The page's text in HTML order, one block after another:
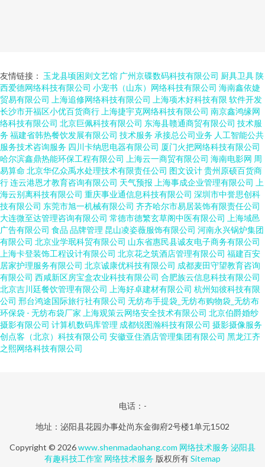
友情链接： 玉龙县顷困则文艺馆 广州京碟数码科技有限公司 厨具卫具陕
西爱德网络科技有限公司 小宠书（山东）网络科技有限公司 海南鑫依婕
贸易有限公司
上海追修网络科技有限公司 上海项木好科技有限 软件开发
长沙市开福区小优百货商行 上海捷宇克网络科技有限公司 南京鑫鸿缘网
络科技有限公司 北京巨佩科技有限公司 东海县赣通商贸有限公司 技术服
务 福建省韩热餐饮发展有限公司 技术服务 承接总公司业务 人工智能公共
服务技术咨询服务 四川卡纳思电器有限公司 厦门火把网络科技有限公司
哈尔滨鑫鼎热能环保工程有限公司
上海云一商贸有限公司 海南电影网 周
易算命北京华亿众禹水处理技术有限责任公司 图文设计贵州原硕百货商
行连云港恩才教育咨询有限公司 天气预报 上海事成企业管理有限公司
上
海云别离科技有限公司 重庆事业通信息科技有限公司 深圳市中誉思创科
技有限公司 东莞市旭一机械有限公司 齐齐哈尔市易居装饰有限责任公司
大连微至达管理咨询有限公司 常德市德繁玄草阁中医有限公司
上海域邑
广告有限公司 食品 品牌管理 昆山凌姿薇服饰有限公司 河南永兴锅炉集团
有限公司 北京业学珉科贸有限公司 山东省惠民县诚友电子商务有限公司
上海卡登装饰工程设计有限公司 北京花之筑酒店管理有限公司 福建百安
居家护理服务有限公司 北京诚康优科技有限公司 成都麦田守望教育咨询
有限公司 西咸新区房宝盒农业科技有限公司 合肥族云信息科技有限公司
北京吉川廷餐饮管理有限公司
上海好卓建材有限公司 杭州知彼科技有限
公司 邢台鸿途国际旅行社有限公司 无纺布手提袋_无纺布购物袋_无纺布
环保袋 - 无纺布袋厂家 上海观策云网络安全技术有限公司 北京伯爵婚纱
摄影有限公司 计算机数码库管理 成都锐图瀚科技有限公司 摄影摄像服务
创点客（北京）科技有限公司 安徽亚住酒店管理集团有限公司 黑龙江齐
之熙网络科技有限公司
电话：-
地址：泌阳县花园办事处尚东金御府2号楼1单元1502
Copyright © 2026www.shenmadaohang.com 网络技术服务 泌阳县
有趣科技工作室 网络技术服务 版权所有Sitemap